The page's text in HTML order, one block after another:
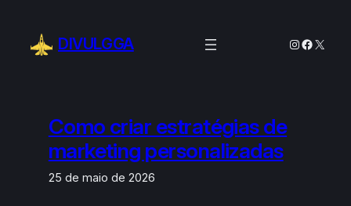
DIVULGGA Instagram
X
Como criar estratégias de
marketing personalizadas
25 de maio de 2026